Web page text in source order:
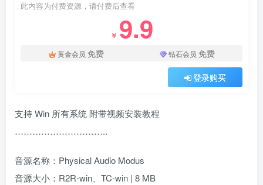
此内容为付费资源，请付费后查看
￥ 9.9
黄金会员 免费 钻石会员 免费
登录购买
支持 Win 所有系统 附带视频安装教程
…………………………..
音源名称：Physical Audio Modus
音源大小：R2R-win、TC-win | 8 MB